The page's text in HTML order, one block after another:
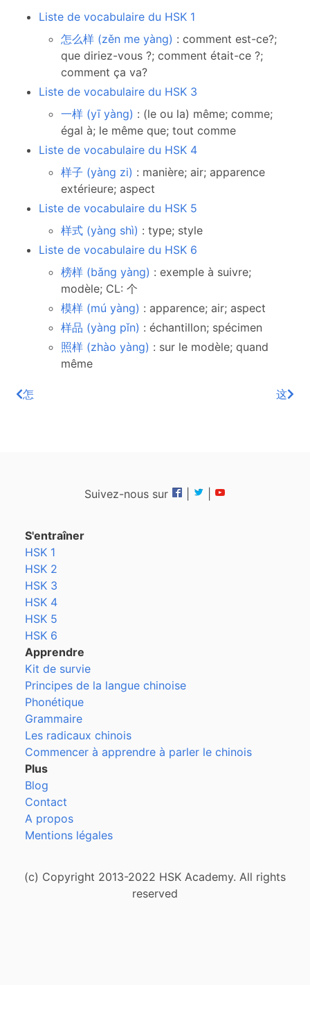
Liste de vocabulaire du HSK 1
怎么样 (zěn me yàng) : comment est-ce?;
que diriez-vous ?; comment était-ce ?;
comment ça va?
Liste de vocabulaire du HSK 3
一样 (yī yàng) : (le ou la) même; comme;
égal à; le même que; tout comme
Liste de vocabulaire du HSK 4
样子 (yàng zi) : manière; air; apparence
extérieure; aspect
Liste de vocabulaire du HSK 5
样式 (yàng shì) : type; style
Liste de vocabulaire du HSK 6
榜样 (bǎng yàng) : exemple à suivre;
modèle; CL: 个
模样 (mú yàng) : apparence; air; aspect
样品 (yàng pǐn) : échantillon; spécimen
照样 (zhào yàng) : sur le modèle; quand
même
怎 这
Suivez-nous sur
S'entraîner
HSK 1
HSK 2
HSK 3
HSK 4
HSK 5
HSK 6
Apprendre
Kit de survie
Principes de la langue chinoise
Phonétique
Grammaire
Les radicaux chinois
Commencer à apprendre à parler le chinois
Plus
Blog
Contact
A propos
Mentions légales
(c) Copyright 2013-2022 HSK Academy. All rights
reserved